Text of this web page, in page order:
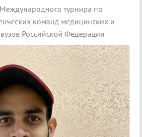
турнира по
команд медицинских и
Российской Федерации